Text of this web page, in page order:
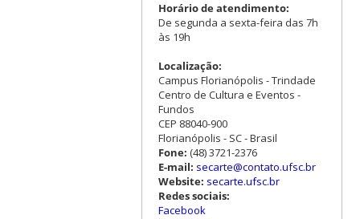
Horário de atendimento:
De segunda a sexta-feira das 7h
às 19h
Localização:
Campus Florianópolis - Trindade
Centro de Cultura e Eventos -
Fundos
CEP 88040-900
Florianópolis - SC - Brasil
Fone: (48) 3721-2376
E-mail: secarte@contato.ufsc.br
Website: secarte.ufsc.br
Redes sociais:
Facebook